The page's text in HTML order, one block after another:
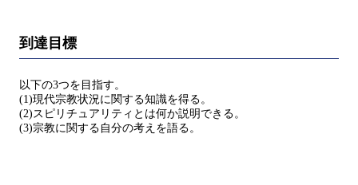
到達目標
以下の3つを目指す。
(1)現代宗教状況に関する知識を得る。
(2)スピリチュアリティとは何か説明できる。
(3)宗教に関する自分の考えを語る。